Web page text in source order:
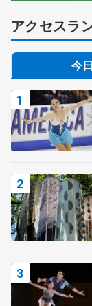
アクセスラ
今日